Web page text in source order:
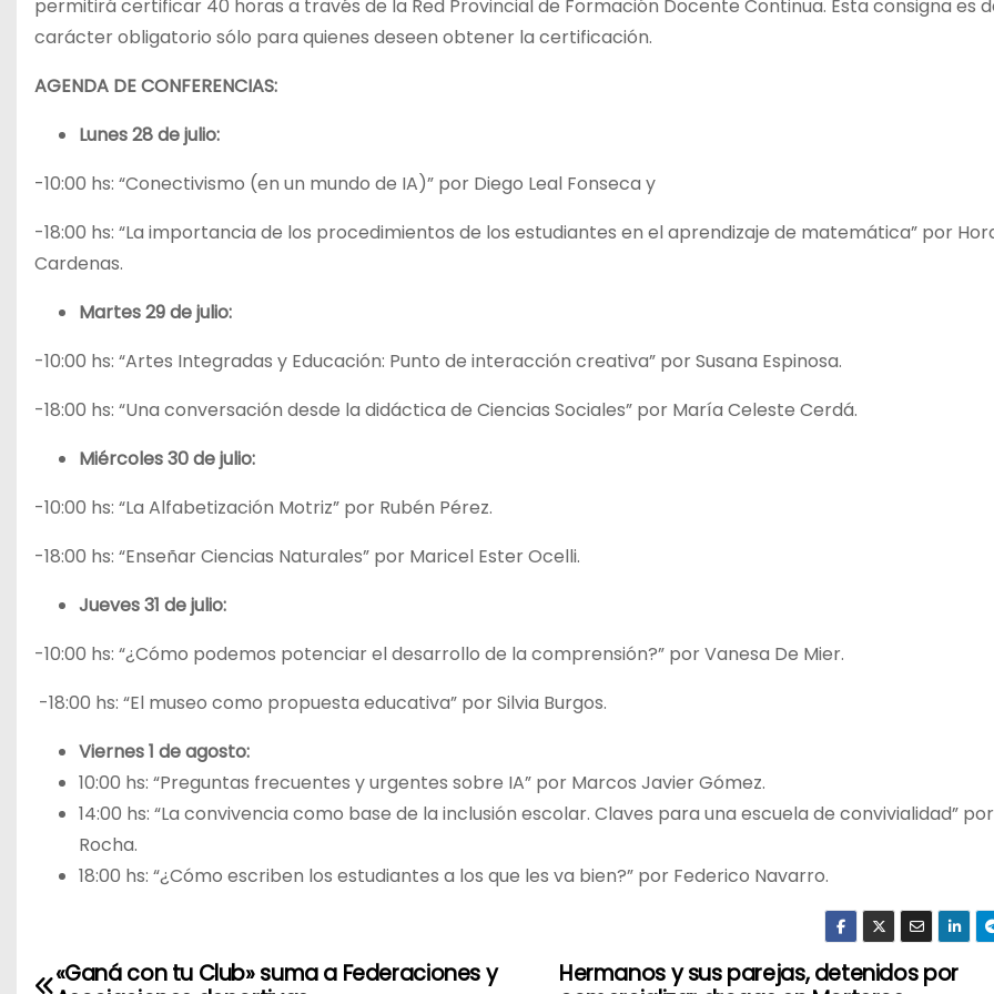
permitirá certificar 40 horas a través de la Red Provincial de Formación Docente Continua. Esta consigna es
carácter obligatorio sólo para quienes deseen obtener la certificación.
AGENDA DE CONFERENCIAS:
Lunes 28 de julio:
-10:00 hs: “Conectivismo (en un mundo de IA)” por Diego Leal Fonseca y
-18:00 hs: “La importancia de los procedimientos de los estudiantes en el aprendizaje de matemática” por
Cardenas.
Martes 29 de julio:
-10:00 hs: “Artes Integradas y Educación: Punto de interacción creativa” por Susana Espinosa.
-18:00 hs: “Una conversación desde la didáctica de Ciencias Sociales” por María Celeste Cerdá.
Miércoles 30 de julio:
-10:00 hs: “La Alfabetización Motriz” por Rubén Pérez.
-18:00 hs: “Enseñar Ciencias Naturales” por Maricel Ester Ocelli.
Jueves 31 de julio:
-10:00 hs: “¿Cómo podemos potenciar el desarrollo de la comprensión?” por Vanesa De Mier.
-18:00 hs: “El museo como propuesta educativa” por Silvia Burgos.
Viernes 1 de agosto:
10:00 hs: “Preguntas frecuentes y urgentes sobre IA” por Marcos Javier Gómez.
14:00 hs: “La convivencia como base de la inclusión escolar. Claves para una escuela de convivialidad”
Rocha.
18:00 hs: “¿Cómo escriben los estudiantes a los que les va bien?” por Federico Navarro.
N
Hermanos y sus parejas, detenidos por
«Ganá con tu Club» suma a Federaciones y